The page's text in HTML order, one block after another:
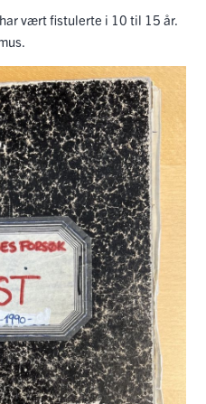
vært fistulerte i 10 til 15 år.